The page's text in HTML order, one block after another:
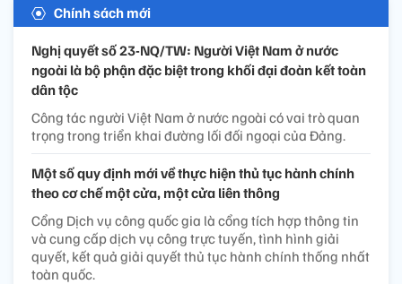
Chính sách mới
Nghị quyết số 23-NQ/TW: Người Việt Nam ở nước
ngoài là bộ phận đặc biệt trong khối đại đoàn kết toàn
dân tộc
Công tác người Việt Nam ở nước ngoài có vai trò quan
trọng trong triển khai đường lối đối ngoại của Đảng.
Một số quy định mới về thực hiện thủ tục hành chính
theo cơ chế một cửa, một cửa liên thông
Cổng Dịch vụ công quốc gia là cổng tích hợp thông tin
và cung cấp dịch vụ công trực tuyến, tình hình giải
quyết, kết quả giải quyết thủ tục hành chính thống nhất
toàn quốc.